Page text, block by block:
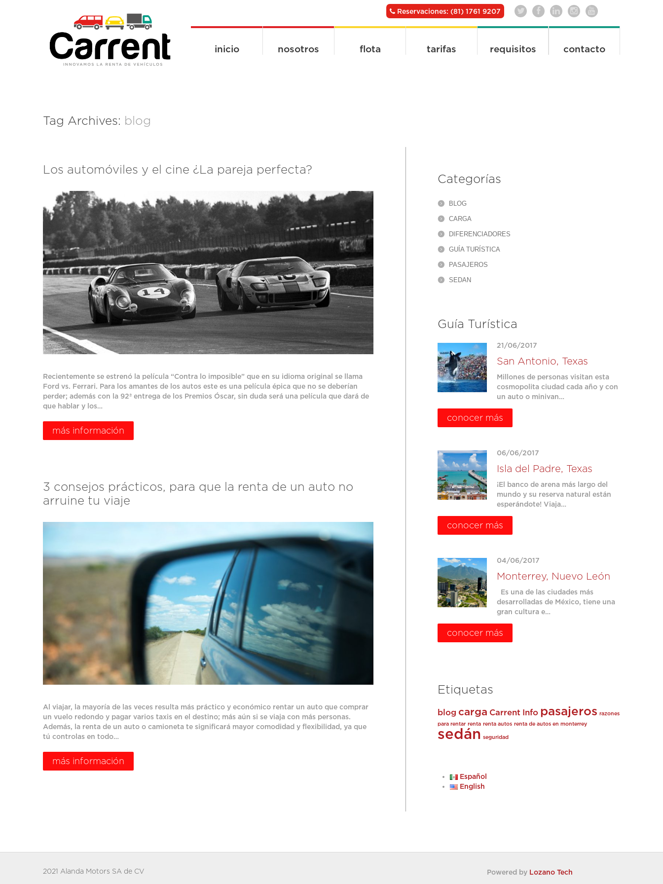
Reservaciones: (81) 1761 9207
inicio nosotros flota tarifas requisitos contacto
Tag Archives: blog
Los automóviles y el cine ¿La pareja perfecta?
Recientemente se estrenó la película “Contra lo imposible” que en su idioma original se llama
Ford vs. Ferrari. Para los amantes de los autos este es una película épica que no se deberían
perder; además con la 92ª entrega de los Premios Óscar, sin duda será una película que dará de
que hablar y los…
más información
3 consejos prácticos, para que la renta de un auto no
arruine tu viaje
Al viajar, la mayoría de las veces resulta más práctico y económico rentar un auto que comprar
un vuelo redondo y pagar varios taxis en el destino; más aún si se viaja con más personas.
Además, la renta de un auto o camioneta te significará mayor comodidad y flexibilidad, ya que
tú controlas en todo…
más información
Categorías
BLOG
CARGA
DIFERENCIADORES
GUÍA TURÍSTICA
PASAJEROS
SEDAN
Guía Turística
21/06/2017
San Antonio, Texas
Millones de personas visitan esta
cosmopolita ciudad cada año y con
un auto o minivan…
conocer más
06/06/2017
Isla del Padre, Texas
¡El banco de arena más largo del
mundo y su reserva natural están
esperándote! Viaja…
conocer más
04/06/2017
Monterrey, Nuevo León
Es una de las ciudades más
desarrolladas de México, tiene una
gran cultura e…
conocer más
Etiquetas
blog carga Carrent Info pasajeros razones
para rentar renta renta autos renta de autos en monterrey
sedán seguridad
Español
English
2021 Alanda Motors SA de CV Powered by Lozano Tech